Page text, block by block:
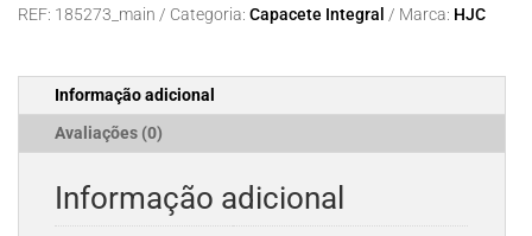
HJC
MORIX
MC3HSF
REF: 185273_main Categoria: Capacete Integral Marca: HJC
Informação adicional
Avaliações (0)
Informação adicional